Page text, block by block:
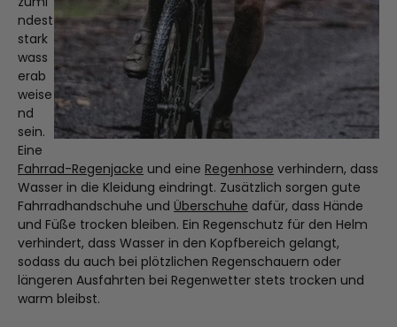
ndest
stark
wass
erab
weise
nd
sein.
Eine
Fahrrad-Regenjacke und eine Regenhose verhindern, dass
Wasser in die Kleidung eindringt. Zusätzlich sorgen gute
Fahrradhandschuhe und Überschuhe dafür, dass Hände
und Füße trocken bleiben. Ein Regenschutz für den Helm
verhindert, dass Wasser in den Kopfbereich gelangt,
sodass du auch bei plötzlichen Regenschauern oder
längeren Ausfahrten bei Regenwetter stets trocken und
warm bleibst.